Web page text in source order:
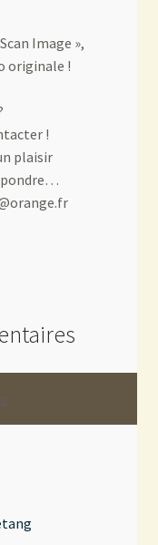
Image »,
originale !
!
plaisir